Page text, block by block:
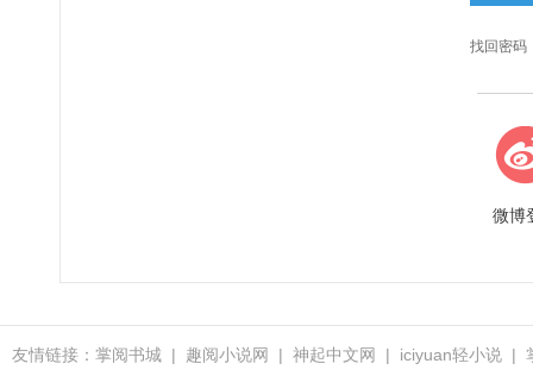
找回密码
微博
友情链接： 掌阅书城 | 趣阅小说网 | 神起中文网 | iciyuan轻小说 |